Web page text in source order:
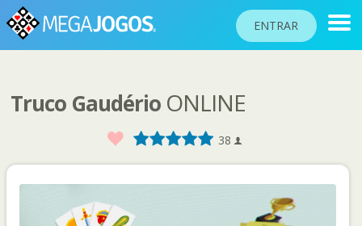
ENTRAR
RANKINGS
COMUNIDADE
Truco Gaudério ONLINE
Favorito 5
4
3
2
1 38